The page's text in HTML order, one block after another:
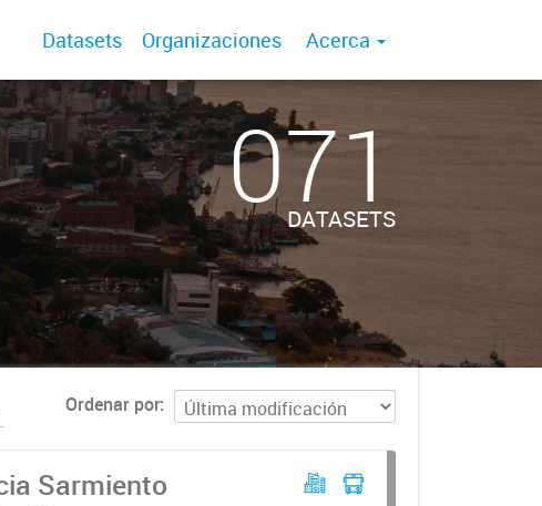
Datasets Organizaciones Acerca
071
DATASETS
Ordenar por
Sarmiento